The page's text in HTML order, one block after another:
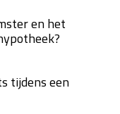
en het
tijdens een